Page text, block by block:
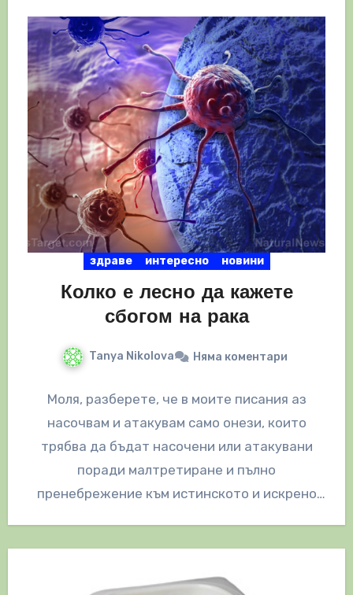
здраве интересно новини
Колко е лесно да кажете
сбогом на рака
Tanya Nikolova Няма коментари
Моля, разберете, че в моите писания аз
насочвам и атакувам само онези, които
трябва да бъдат насочени или атакувани
поради малтретиране и пълно
пренебрежение към истинското и искрено